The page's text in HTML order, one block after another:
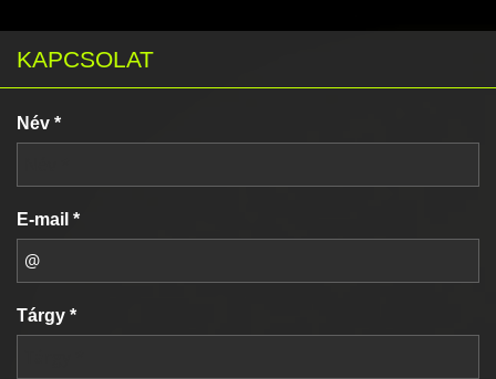
KAPCSOLAT
Név *
E-mail *
Tárgy *